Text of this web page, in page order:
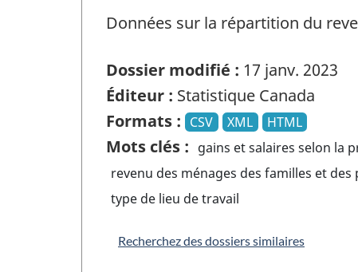
Données sur la répartition du
Dossier modifié : 17 janv. 2023
Éditeur : Statistique Canada
Formats : CSV XML HTML
Mots clés : gains et salaires selon la
revenu des ménages des familles et des
type de lieu de travail
Recherchez des dossiers similaires